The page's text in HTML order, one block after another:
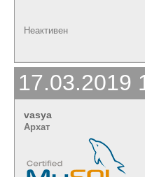
Неактивен
17.03.2019
vasya
Архат